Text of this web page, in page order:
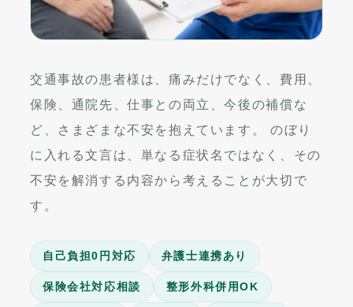
交通事故の患者様は、痛みだけでなく、費用、
保険、通院先、仕事との両立、今後の補償な
ど、さまざまな不安を抱えています。 のぼり
に入れる文言は、単なる症状名ではなく、その
不安を解消する内容から考えることが大切で
す。
自己負担0円対応 弁護士連携あり
保険会社対応相談 整形外科併用OK